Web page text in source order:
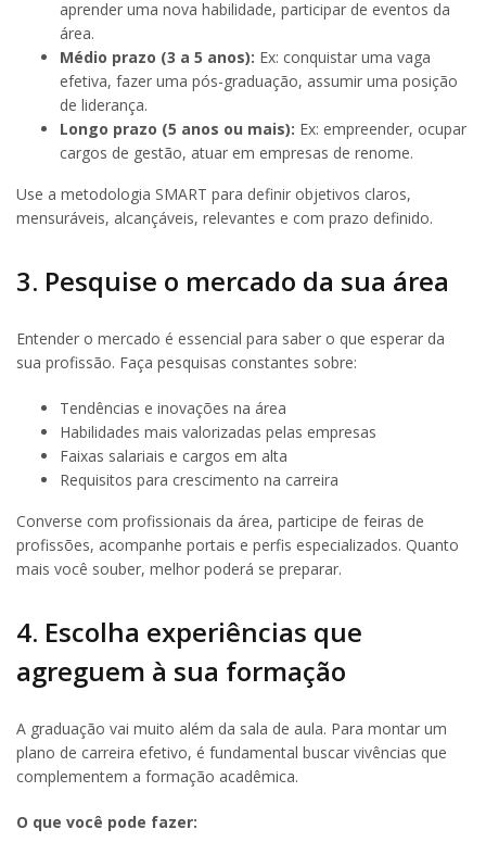
aprender uma nova habilidade, participar de eventos da
área.
Médio prazo (3 a 5 anos): Ex: conquistar uma vaga
efetiva, fazer uma pós-graduação, assumir uma posição
de liderança.
Longo prazo (5 anos ou mais): Ex: empreender, ocupar
cargos de gestão, atuar em empresas de renome.
Use a metodologia SMART para definir objetivos claros,
mensuráveis, alcançáveis, relevantes e com prazo definido.
3. Pesquise o mercado da sua área
Entender o mercado é essencial para saber o que esperar da
sua profissão. Faça pesquisas constantes sobre:
Tendências e inovações na área
Habilidades mais valorizadas pelas empresas
Faixas salariais e cargos em alta
Requisitos para crescimento na carreira
Converse com profissionais da área, participe de feiras de
profissões, acompanhe portais e perfis especializados. Quanto
mais você souber, melhor poderá se preparar.
4. Escolha experiências que
agreguem à sua formação
A graduação vai muito além da sala de aula. Para montar um
plano de carreira efetivo, é fundamental buscar vivências que
complementem a formação acadêmica.
O que você pode fazer: